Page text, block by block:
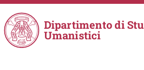
Salta al contenuto principale
Dipartimento di
Umanistici